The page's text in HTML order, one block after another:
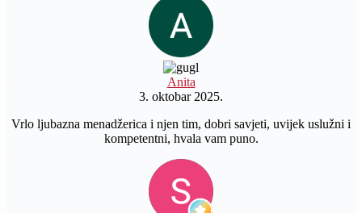
Anita
3. oktobar 2025.
Vrlo ljubazna menadžerica i njen tim, dobri savjeti, uvijek uslužni i
kompetentni, hvala vam puno.